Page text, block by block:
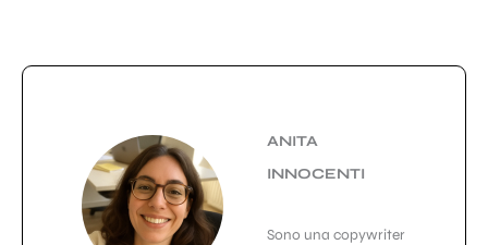
ANITA
INNOCENTI
Sono una copywriter